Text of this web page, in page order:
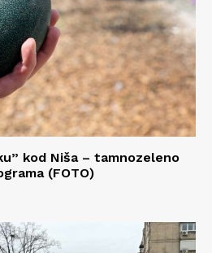
kod Niša – tamnozeleno
(FOTO)